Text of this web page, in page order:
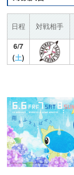
日程 対戦相手
6/7
(土)